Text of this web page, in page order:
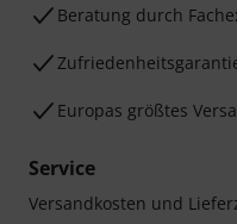
Beratung durch
Europas größtes
Service
Versandkosten und